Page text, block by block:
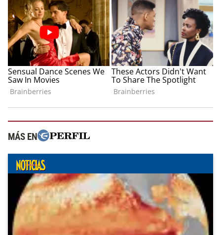
MÁS EN